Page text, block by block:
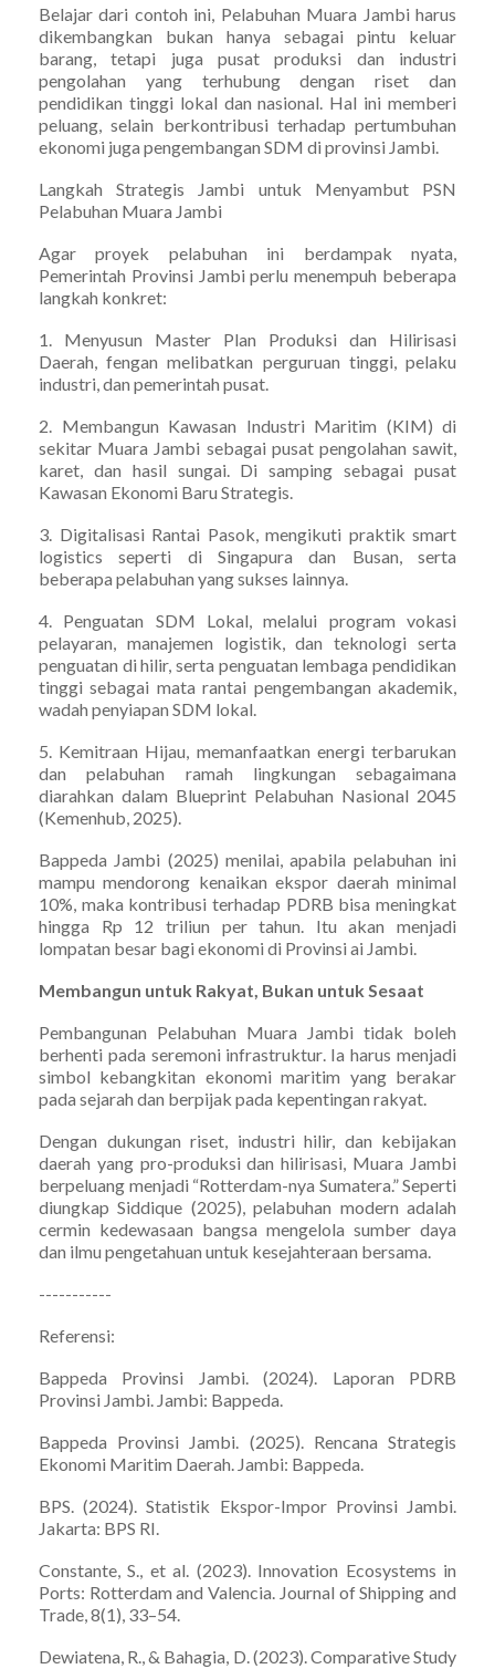
Belajar dari contoh ini, Pelabuhan Muara Jambi harus
dikembangkan bukan hanya sebagai pintu keluar
barang, tetapi juga pusat produksi dan industri
pengolahan yang terhubung dengan riset dan
pendidikan tinggi lokal dan nasional. Hal ini memberi
peluang, selain berkontribusi terhadap pertumbuhan
ekonomi juga pengembangan SDM di provinsi Jambi.
Langkah Strategis Jambi untuk Menyambut PSN
Pelabuhan Muara Jambi
Agar proyek pelabuhan ini berdampak nyata,
Pemerintah Provinsi Jambi perlu menempuh beberapa
langkah konkret:
1. Menyusun Master Plan Produksi dan Hilirisasi
Daerah, fengan melibatkan perguruan tinggi, pelaku
industri, dan pemerintah pusat.
2. Membangun Kawasan Industri Maritim (KIM) di
sekitar Muara Jambi sebagai pusat pengolahan sawit,
karet, dan hasil sungai. Di samping sebagai pusat
Kawasan Ekonomi Baru Strategis.
3. Digitalisasi Rantai Pasok, mengikuti praktik smart
logistics seperti di Singapura dan Busan, serta
beberapa pelabuhan yang sukses lainnya.
4. Penguatan SDM Lokal, melalui program vokasi
pelayaran, manajemen logistik, dan teknologi serta
penguatan di hilir, serta penguatan lembaga pendidikan
tinggi sebagai mata rantai pengembangan akademik,
wadah penyiapan SDM lokal.
5. Kemitraan Hijau, memanfaatkan energi terbarukan
dan pelabuhan ramah lingkungan sebagaimana
diarahkan dalam Blueprint Pelabuhan Nasional 2045
(Kemenhub, 2025).
Bappeda Jambi (2025) menilai, apabila pelabuhan ini
mampu mendorong kenaikan ekspor daerah minimal
10%, maka kontribusi terhadap PDRB bisa meningkat
hingga Rp 12 triliun per tahun. Itu akan menjadi
lompatan besar bagi ekonomi di Provinsi ai Jambi.
Membangun untuk Rakyat, Bukan untuk Sesaat
Pembangunan Pelabuhan Muara Jambi tidak boleh
berhenti pada seremoni infrastruktur. Ia harus menjadi
simbol kebangkitan ekonomi maritim yang berakar
pada sejarah dan berpijak pada kepentingan rakyat.
Dengan dukungan riset, industri hilir, dan kebijakan
daerah yang pro-produksi dan hilirisasi, Muara Jambi
berpeluang menjadi “Rotterdam-nya Sumatera.” Seperti
diungkap Siddique (2025), pelabuhan modern adalah
cermin kedewasaan bangsa mengelola sumber daya
dan ilmu pengetahuan untuk kesejahteraan bersama.
-----------
Referensi:
Bappeda Provinsi Jambi. (2024). Laporan PDRB
Provinsi Jambi. Jambi: Bappeda.
Bappeda Provinsi Jambi. (2025). Rencana Strategis
Ekonomi Maritim Daerah. Jambi: Bappeda.
BPS. (2024). Statistik Ekspor-Impor Provinsi Jambi.
Jakarta: BPS RI.
Constante, S., et al. (2023). Innovation Ecosystems in
Ports: Rotterdam and Valencia. Journal of Shipping and
Trade, 8(1), 33–54.
Dewiatena, R., & Bahagia, D. (2023). Comparative Study